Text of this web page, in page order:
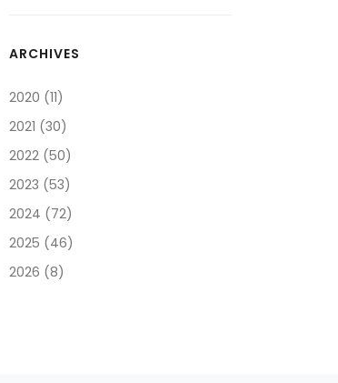
ARCHIVES
2020 (11)
2021 (30)
2022 (50)
2023 (53)
2024 (72)
2025 (46)
2026 (8)